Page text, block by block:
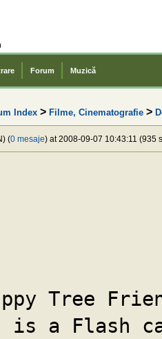
Forum Muzică
Index> Filme, Cinematografie>
(0 mesaje) at 2008-09-07 10:43:11 (935
Tree
is a Flash